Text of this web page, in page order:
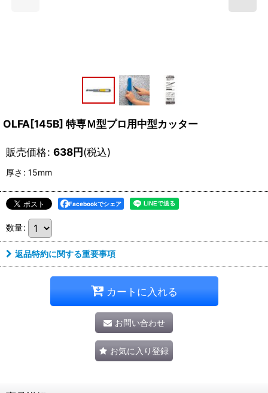
OLFA[145B] 特専Ｍ型プロ用中型カッター
販売価格: 638円(税込)
厚さ : 15mm
Facebookでシェア
数量:
返品特約に関する重要事項
カートに入れる
お問い合わせ
お気に入り登録